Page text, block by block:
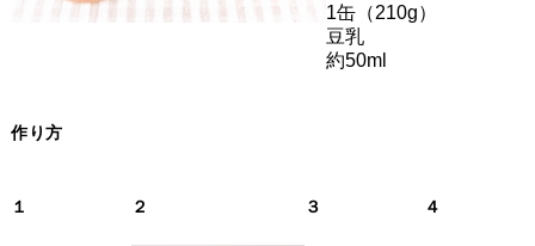
1缶（210g）
豆乳
約50ml
作り方
１ ２ ３ ４